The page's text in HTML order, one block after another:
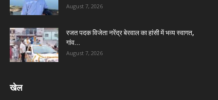
August 7, 2026
रजत पदक विजेता नरेंद्र बेरवाल का हांसी में भव्य स्वागत,
गांव...
August 7, 2026
खेल